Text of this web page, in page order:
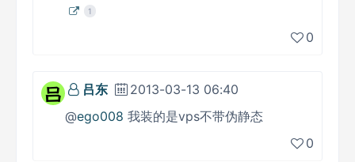
1
0
吕东
2013-03-13 06:40
@ego008 我装的是vps不带伪静态
0